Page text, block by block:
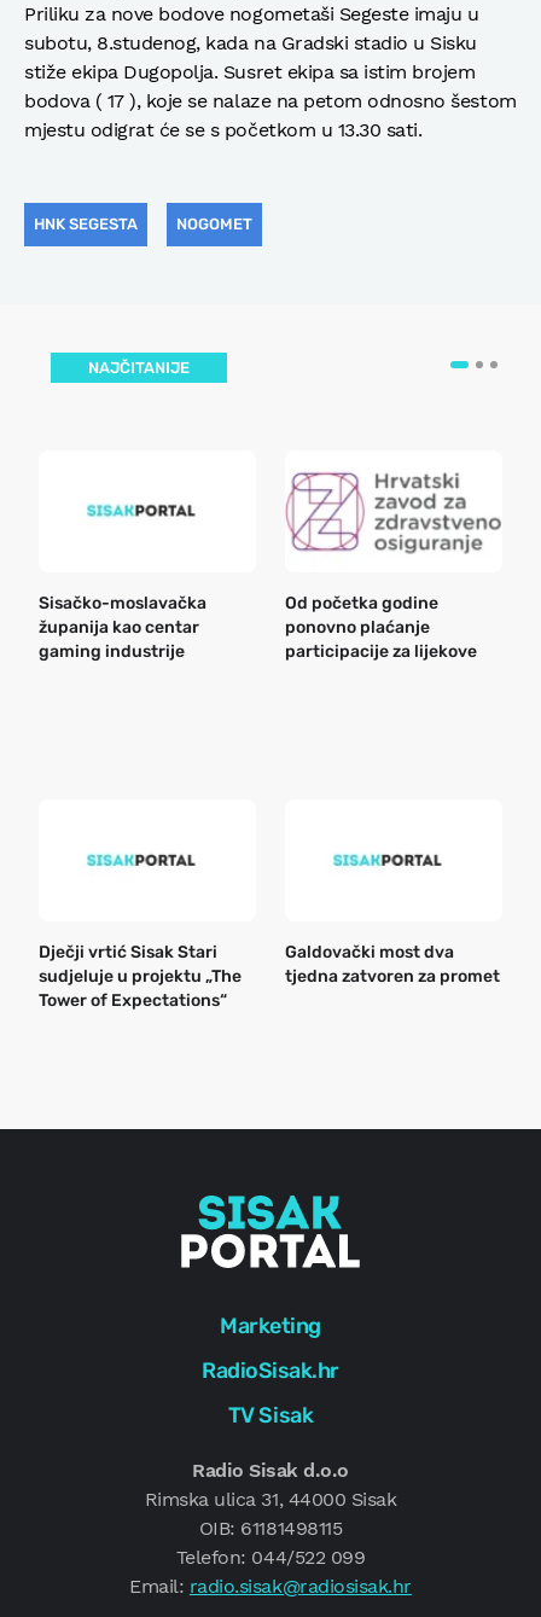
Priliku za nove bodove nogometaši Segeste imaju u
subotu, 8.studenog, kada na Gradski stadio u Sisku
stiže ekipa Dugopolja. Susret ekipa sa istim brojem
bodova ( 17 ), koje se nalaze na petom odnosno šestom
mjestu odigrat će se s početkom u 13.30 sati.
HNK SEGESTA NOGOMET
NAJČITANIJE
Sisačko-moslavačka
županija kao centar
gaming industrije
Od početka godine
ponovno plaćanje
participacije za lijekove
Dječji vrtić Sisak Stari
sudjeluje u projektu „The
Tower of Expectations“
Galdovački most dva
tjedna zatvoren za promet
Marketing
RadioSisak.hr
TV Sisak
Radio Sisak d.o.o
Rimska ulica 31, 44000 Sisak
OIB: 61181498115
Telefon: 044/522 099
Email: radio.sisak@radiosisak.hr